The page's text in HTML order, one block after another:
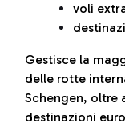
voli
Gestisce la
delle rotte
Schengen, oltre
destinazioni